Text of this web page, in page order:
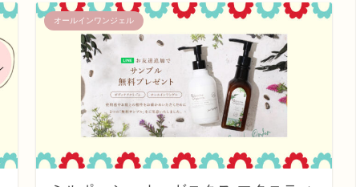
オールインワンジェル